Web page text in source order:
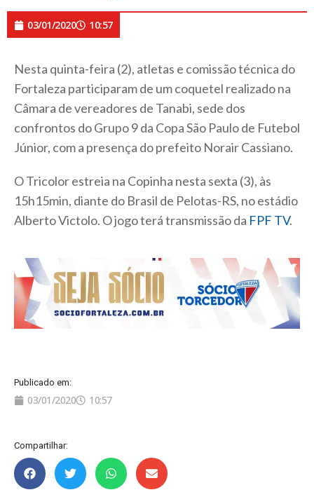
03/01/2020 10:57
Nesta quinta-feira (2), atletas e comissão técnica do
Fortaleza participaram de um coquetel realizado na
Câmara de vereadores de Tanabi, sede dos
confrontos do Grupo 9 da Copa São Paulo de Futebol
Júnior, com a presença do prefeito Norair Cassiano.
O Tricolor estreia na Copinha nesta sexta (3), às
15h15min, diante do Brasil de Pelotas-RS, no estádio
Alberto Victolo. O jogo terá transmissão da FPF TV.
Publicado em:
03/01/2020 10:57
Compartilhar: